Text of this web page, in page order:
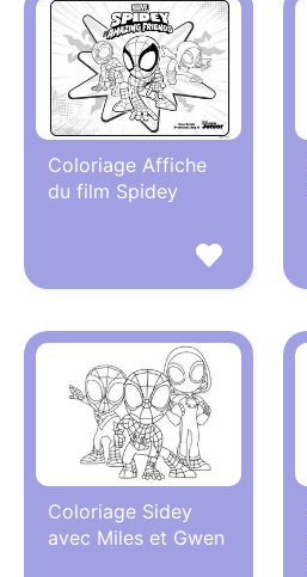
Coloriage Affiche
du film Spidey
Coloriage Sidey
avec Miles et Gwen